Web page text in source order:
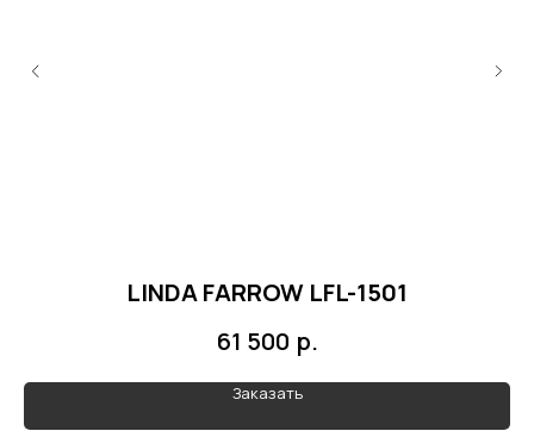
LINDA FARROW LFL-1501
61 500 р.
Заказать